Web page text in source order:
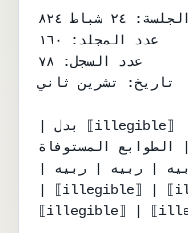
تاريخ الجلسة: ٢٤ شباط ٨٢٤
عدد المجلد: ١٦٠
عدد السجل: ٧٨
تاريخ: تشرين ثاني
| بدل ⟦illegible⟧ الرسوم والملحقات |
المستوفاة |
| ⟦illegible⟧ |
⟦illegible⟧ |